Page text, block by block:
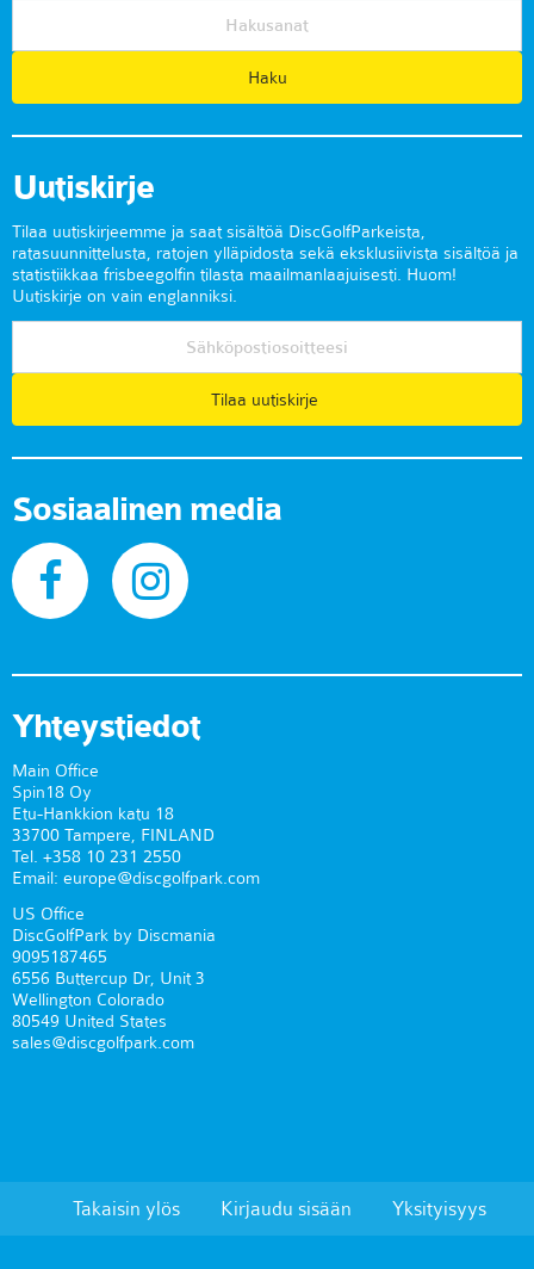
Uutiskirje
Tilaa uutiskirjeemme ja saat sisältöä DiscGolfParkeista,
ratasuunnittelusta, ratojen ylläpidosta sekä eksklusiivista sisältöä ja
statistiikkaa frisbeegolfin tilasta maailmanlaajuisesti. Huom!
Uutiskirje on vain englanniksi.
Tilaa uutiskirje
Sosiaalinen media
Yhteystiedot
Main Office
Spin18 Oy
Etu-Hankkion katu 18
33700 Tampere, FINLAND
Tel. +358 10 231 2550
Email: europe@discgolfpark.com
US Office
DiscGolfPark by Discmania
9095187465
6556 Buttercup Dr, Unit 3
Wellington Colorado
80549 United States
sales@discgolfpark.com
Takaisin ylös Kirjaudu sisään Yksityisyys